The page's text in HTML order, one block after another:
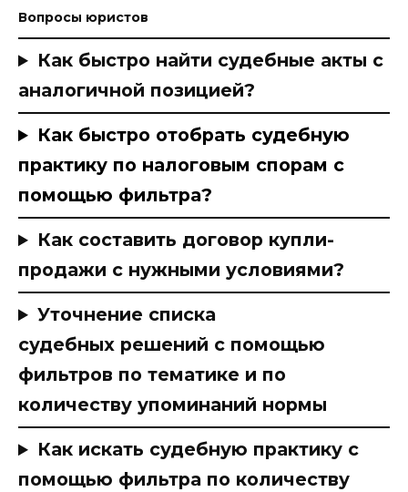
Вопросы юристов
Как быстро найти судебные акты с
аналогичной позицией?
Как быстро отобрать судебную
практику по налоговым спорам с
помощью фильтра?
Как составить договор купли-
продажи с нужными условиями?
Уточнение списка
судебных решений с помощью
фильтров по тематике и по
количеству упоминаний нормы
Как искать судебную практику с
помощью фильтра по количеству